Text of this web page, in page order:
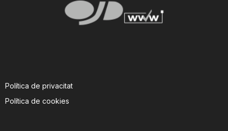
Política de privacitat
Política de cookies